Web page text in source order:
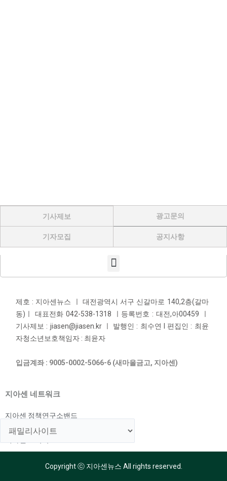
기사제보 광고문의
기자모집 공지사항
제호 : 지아센뉴스 ㅣ 대전광역시 서구 신갈마로 140,2층(갈마
동)ㅣ 대표전화 042-538-1318 ㅣ등록번호 : 대전,아00459 ㅣ
기사제보 : jiasen@jiasen.kr ㅣ 발행인 : 최수연 l 편집인 : 최윤
자청소년보호책임자 : 최윤자
입금계좌 : 9005-0002-5066-6 (새마을금고, 지아센)
지아센 네트워크
지아센 정책연구소밴드
지아센 해외아동지원국
Copyright ⓒ 지아센뉴스 All rights reserved.